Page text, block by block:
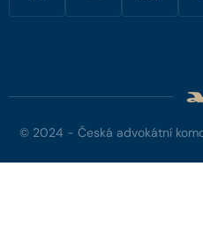
© 2024 - Česká advokátní